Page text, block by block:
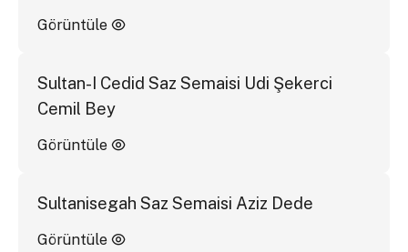
Görüntüle
Sultan-I Cedid Saz Semaisi Udi Şekerci
Cemil Bey
Görüntüle
Sultanisegah Saz Semaisi Aziz Dede
Görüntüle